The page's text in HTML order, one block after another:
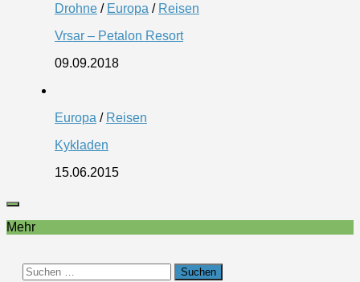
Drohne / Europa / Reisen
Vrsar – Petalon Resort
09.09.2018
Europa / Reisen
Kykladen
15.06.2015
Mehr
Suchen